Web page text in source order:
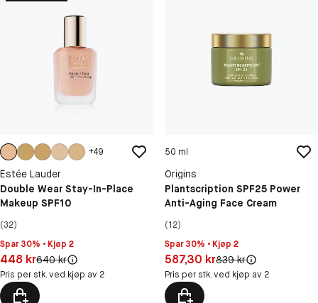
+49
Estée Lauder
Double Wear Stay-In-Place
Makeup SPF10
(32)
Spar 30% • Kjøp 2
Pris: 448 kr
448 krOriginal pris:
640 kr
Pris per stk. ved kjøp av 2
50 ml
Origins
Plantscription SPF25 Power
Anti-Aging Face Cream
(12)
Spar 30% • Kjøp 2
Pris: 587,30 kr
587,30 krOriginal pris:
839 kr
Pris per stk. ved kjøp av 2